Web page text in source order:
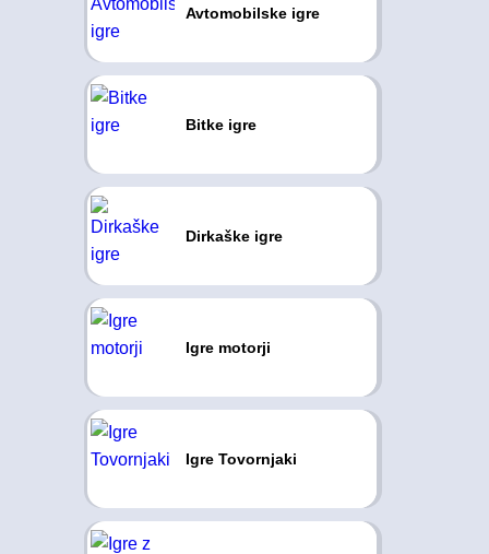
Avtomobilske igre
Bitke igre
Dirkaške igre
Igre motorji
Igre Tovornjaki